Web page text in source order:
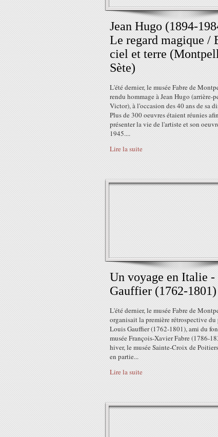
Jean Hugo (1894-
Le regard magique /
ciel et terre
Sète)
L'été dernier, le musée Fabre de
rendu hommage à Jean Hugo (arrière-
Victor), à l'occasion des 40 ans de sa
Plus de 300 oeuvres étaient réunies
présenter la vie de l'artiste et son
1945....
Lire la suite
Un voyage en Italie
Gauffier (1762-1801)
L'été dernier, le musée Fabre de
organisait la première rétrospective du
Louis Gauffier (1762-1801), ami du
musée François-Xavier Fabre (1786-
hiver, le musée Sainte-Croix de
en partie...
Lire la suite